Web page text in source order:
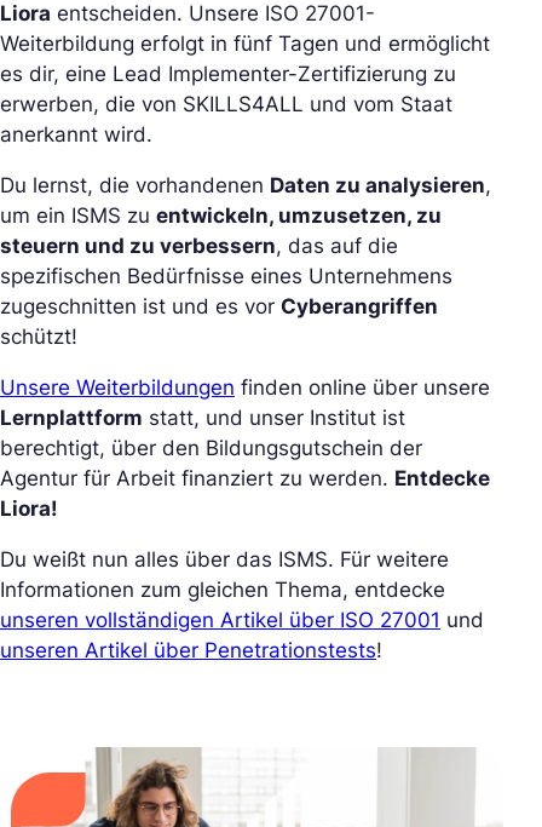
Liora entscheiden. Unsere ISO 27001-
Weiterbildung erfolgt in fünf Tagen und ermöglicht
es dir, eine Lead Implementer-Zertifizierung zu
erwerben, die von SKILLS4ALL und vom Staat
anerkannt wird.
Du lernst, die vorhandenen Daten zu analysieren,
um ein ISMS zu entwickeln, umzusetzen, zu
steuern und zu verbessern, das auf die
spezifischen Bedürfnisse eines Unternehmens
zugeschnitten ist und es vor Cyberangriffen
schützt!
Unsere Weiterbildungen finden online über unsere
Lernplattform statt, und unser Institut ist
berechtigt, über den Bildungsgutschein der
Agentur für Arbeit finanziert zu werden. Entdecke
Liora!
Du weißt nun alles über das ISMS. Für weitere
Informationen zum gleichen Thema, entdecke
unseren vollständigen Artikel über ISO 27001 und
unseren Artikel über Penetrationstests!